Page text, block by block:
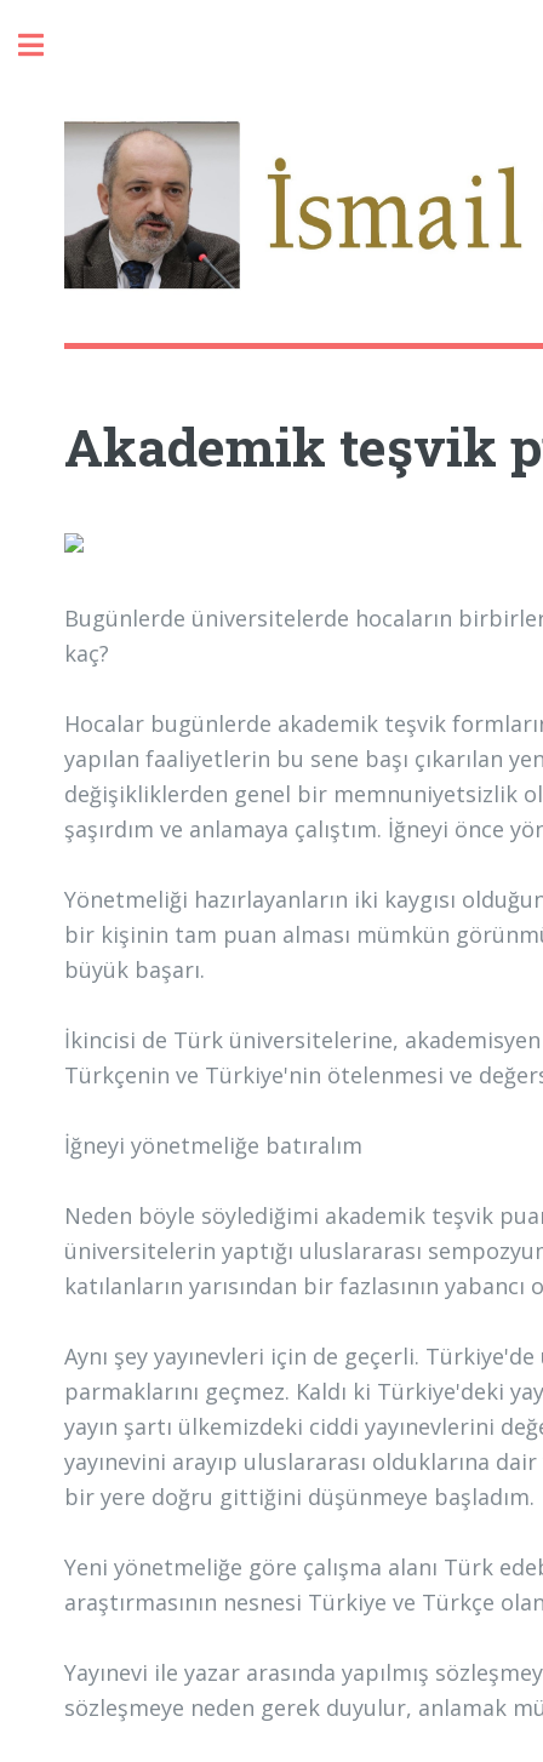
Akademik teşvik
Bugünlerde üniversitelerde hocaların
kaç?
Hocalar bugünlerde akademik teşvik
yapılan faaliyetlerin bu sene başı çıkarılan
değişikliklerden genel bir memnuniyetsizlik
şaşırdım ve anlamaya çalıştım. İğneyi önce
Yönetmeliği hazırlayanların iki kaygısı
bir kişinin tam puan alması mümkün
büyük başarı.
İkincisi de Türk üniversitelerine,
Türkçenin ve Türkiye'nin ötelenmesi ve
İğneyi yönetmeliğe batıralım
Neden böyle söylediğimi akademik teşvik
üniversitelerin yaptığı uluslararası
katılanların yarısından bir fazlasının yabancı
Aynı şey yayınevleri için de geçerli.
parmaklarını geçmez. Kaldı ki Türkiye'deki
yayın şartı ülkemizdeki ciddi yayınevlerini
yayınevini arayıp uluslararası olduklarına
bir yere doğru gittiğini düşünmeye başladım.
Yeni yönetmeliğe göre çalışma alanı Türk
araştırmasının nesnesi Türkiye ve Türkçe
Yayınevi ile yazar arasında yapılmış
sözleşmeye neden gerek duyulur, anlamak